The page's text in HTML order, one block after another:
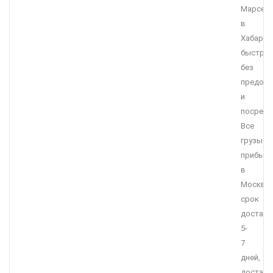
в
быстро,
без
и
Все
грузы
в
Москву,
срок
5-
7
дней,